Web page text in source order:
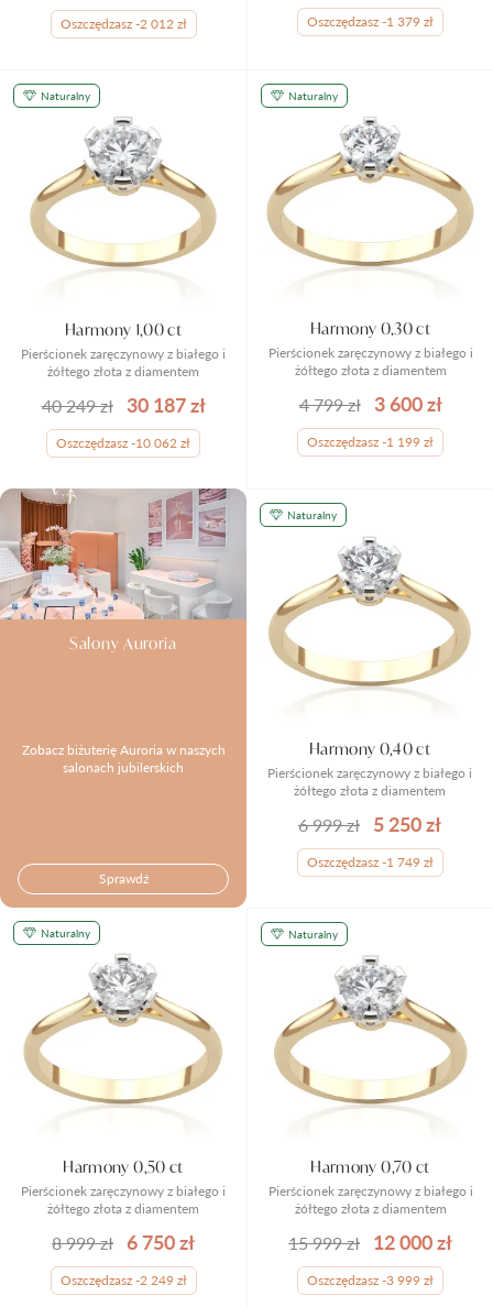
Oszczędzasz -2 012 zł Oszczędzasz -1 379 zł
Naturalny
Pierścionek zaręczynowy z białego i
żółtego złota z diamentem
Harmony 1,00 ct
40 249 zł 30 187 zł
Oszczędzasz -10 062 zł
Naturalny
Pierścionek zaręczynowy z białego i
żółtego złota z diamentem
Harmony 0,30 ct
4 799 zł 3 600 zł
Oszczędzasz -1 199 zł
Salony Auroria
Zobacz biżuterię Auroria w naszych
salonach jubilerskich
Sprawdź
Naturalny
Pierścionek zaręczynowy z białego i
żółtego złota z diamentem
Harmony 0,40 ct
6 999 zł 5 250 zł
Oszczędzasz -1 749 zł
Naturalny
Pierścionek zaręczynowy z białego i
żółtego złota z diamentem
Harmony 0,50 ct
8 999 zł 6 750 zł
Oszczędzasz -2 249 zł
Naturalny
Pierścionek zaręczynowy z białego i
żółtego złota z diamentem
Harmony 0,70 ct
15 999 zł 12 000 zł
Oszczędzasz -3 999 zł